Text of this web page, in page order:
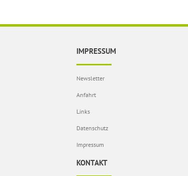
IMPRESSUM
Newsletter
Anfahrt
Links
Datenschutz
Impressum
KONTAKT